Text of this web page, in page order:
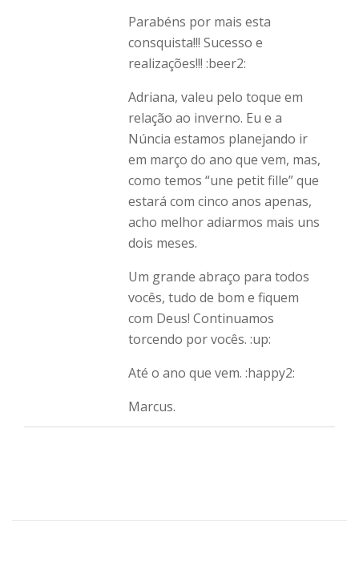
Parabéns por mais esta
consquista!!! Sucesso e
realizações!!! :beer2:
Adriana, valeu pelo toque em
relação ao inverno. Eu e a
Núncia estamos planejando ir
em março do ano que vem, mas,
como temos “une petit fille” que
estará com cinco anos apenas,
acho melhor adiarmos mais uns
dois meses.
Um grande abraço para todos
vocês, tudo de bom e fiquem
com Deus! Continuamos
torcendo por vocês. :up:
Até o ano que vem. :happy2:
Marcus.